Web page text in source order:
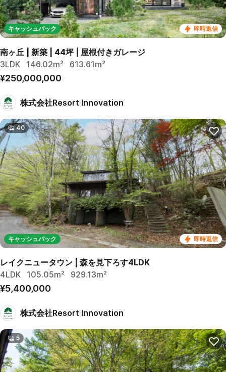
即時返信
キャッシュバック
南ヶ丘 | 新築 | 44坪 | 屋根付きガレージ
3LDK
146.02m² 613.61m²
¥250,000,000
株式会社Resort Innovation
即時返信
キャッシュバック
40
レイクニュータウン | 森を見下ろす4LDK
4LDK
105.05m² 929.13m²
¥5,400,000
株式会社Resort Innovation
5